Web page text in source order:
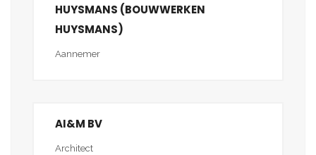
HUYSMANS (BOUWWERKEN
HUYSMANS)
Aannemer
AI&M BV
Architect